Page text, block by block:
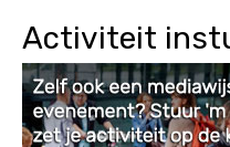
Activiteit